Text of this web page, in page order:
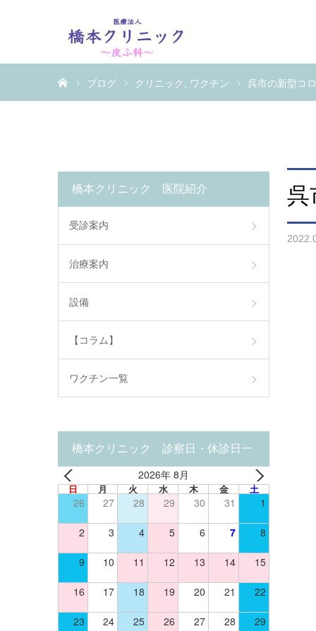
ブログ クリニック ワクチン 呉市の新型コ
呉
橋本クリニック 医院紹介
受診案内
治療案内
設備
【コラム】
ワクチン一覧
橋本クリニック 診察日・休診日一
覧
2026年 8月
日 月 火 水 木 金 土
26 27 28 29 30 31 1
2 3 4 5 6 7 8
9 10 11 12 13 14 15
16 17 18 19 20 21 22
23 24 25 26 27 28 29